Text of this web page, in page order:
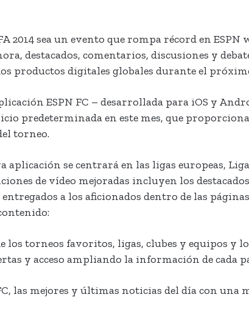
2014 sea un evento que rompa récord en
destacados, comentarios, discusiones y
productos digitales globales durante el
ESPN FC – desarrollada para iOS y
predeterminada en este mes, que
torneo.
aplicación se centrará en las ligas europeas,
de vídeo mejoradas incluyen los
a los aficionados dentro de las
los torneos favoritos, ligas, clubes y equipos y
y acceso ampliando la información de cada
las mejores y últimas noticias del día con una